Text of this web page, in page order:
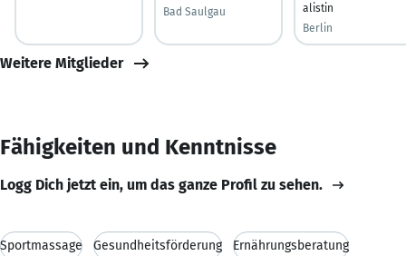
Bad Saulgau
alistin
Berlin
Weitere Mitglieder
Fähigkeiten und Kenntnisse
Logg Dich jetzt ein, um das ganze Profil zu sehen.
Sportmassage Gesundheitsförderung Ernährungsberatung